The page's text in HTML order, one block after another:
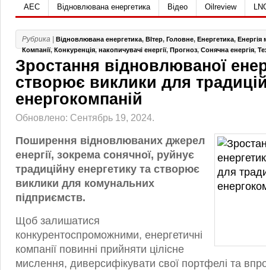
АЕС Відновлювана енергетика Відео Oilreview
Рубрика | Відновлювана енергетика, ВІтер, Головне, Енергетика, Енергія
Компанії,Конкуренція,накопичувачі енергії,Прогноз,Сонячна енергія,
Зростання відновлюваної
створює виклики для
енергокомпаній
Обновлено: Сентябрь 19, 2024.
Поширення відновлюваних джерел
енергії, зокрема сонячної, руйнує
традиційну енергетику та створює
виклики для комунальних
підприємств.
Щоб залишатися
конкурентоспроможними, енергетичні
компанії повинні прийняти цілісне
мислення, диверсифікувати свої портфелі та